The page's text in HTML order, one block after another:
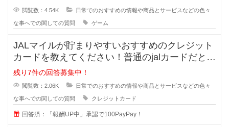
最近のゲームに魅力を感じません。
閲覧数：4.54K 日常でのおすすめの情報や商品とサービスなどの色々
な事へでの関しての質問 ゲーム
JALマイルが貯まりやすいおすすめのクレジット
カードを教えてください！普通のjalカードだと還
元率が0.5%でとても低く
残り7件の回答募集中！
閲覧数：2.06K 日常でのおすすめの情報や商品とサービスなどの色々
な事へでの関しての質問 クレジットカード
回答済：「報酬UP中」承認で100PayPay！